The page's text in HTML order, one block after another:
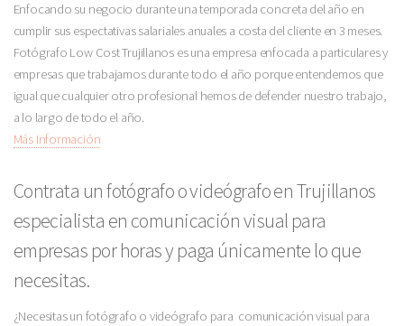
Enfocando su negocio durante una temporada concreta del año en
cumplir sus espectativas salariales anuales a costa del cliente en 3 meses.
Fotógrafo Low Cost Trujillanos es una empresa enfocada a particulares y
empresas que trabajamos durante todo el año porque entendemos que
igual que cualquier otro profesional hemos de defender nuestro trabajo,
a lo largo de todo el año.
Más Información
Contrata un fotógrafo o videógrafo en Trujillanos
especialista en comunicación visual para
empresas por horas y paga únicamente lo que
necesitas.
¿Necesitas un fotógrafo o videógrafo para comunicación visual para